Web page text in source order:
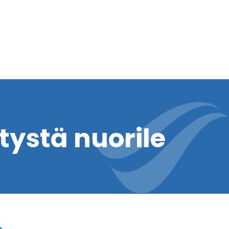
nuorile